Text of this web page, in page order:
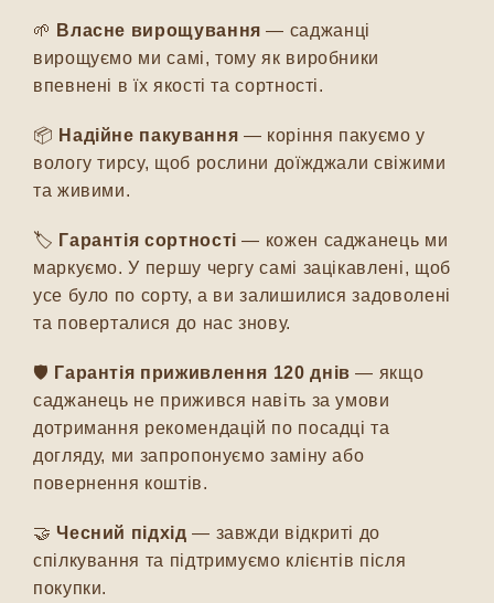
🌱 Власне вирощування — саджанці
вирощуємо ми самі, тому як виробники
впевнені в їх якості та сортності.
📦 Надійне пакування — коріння пакуємо у
вологу тирсу, щоб рослини доїжджали свіжими
та живими.
🏷️ Гарантія сортності — кожен саджанець ми
маркуємо. У першу чергу самі зацікавлені, щоб
усе було по сорту, а ви залишилися задоволені
та поверталися до нас знову.
🛡️ Гарантія приживлення 120 днів — якщо
саджанець не прижився навіть за умови
дотримання рекомендацій по посадці та
догляду, ми запропонуємо заміну або
повернення коштів.
🤝Чесний підхід — завжди відкриті до
спілкування та підтримуємо клієнтів після
покупки.